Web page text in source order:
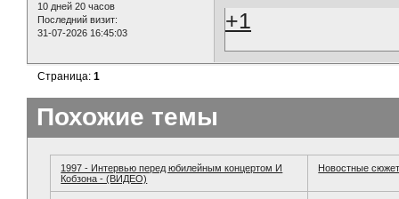
10 дней 20 часов
Последний визит:
31-07-2026 16:45:03
+1
Страница:1
Похожие темы
1997 - Интервью перед юбилейным концертом И
Кобзона - (ВИДЕО)
Новостные